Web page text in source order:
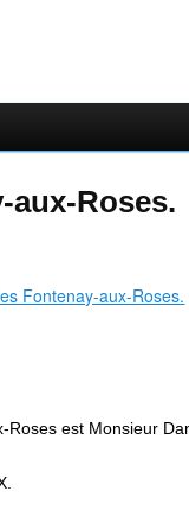
aux-Roses.
est Monsieur